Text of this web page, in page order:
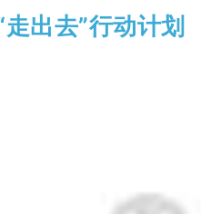
出去”行动计划